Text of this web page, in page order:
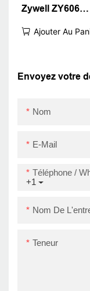
Zywell ZY606
de cuisine /
Ajouter Au
Envoyez votre
Nom
E-Mail
+1
Téléphone /
Nom De
Teneur